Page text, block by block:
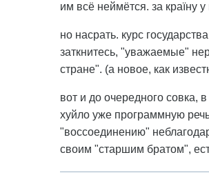
им всё неймётся. за країну
но насрать. курс
заткнитесь, "уважаемые"
стране". (а новое, как
вот и до очередного совка,
хуйло уже программную
"воссоединению"
своим "старшим братом",